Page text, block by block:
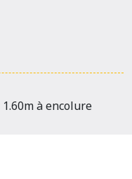
à encolure